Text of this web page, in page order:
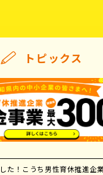
トピックス
た！こうち男性育休推進企